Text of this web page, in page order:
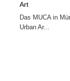
Art
Das MUCA in
Urban Ar...